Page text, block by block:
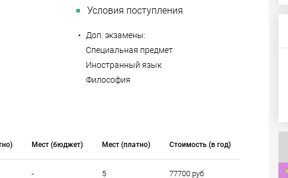
Условия поступления
•
Доп. экзамены:
Специальная предмет
Иностранный язык
Философия
Мест (бюджет) Мест (платно) Стоимость (в год)
- 5 77700 руб